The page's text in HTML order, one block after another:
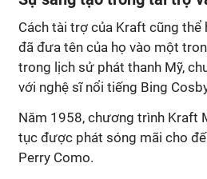
Cách tài trợ của Kraft cũng
đã đưa tên của họ vào một
trong lịch sử phát thanh Mỹ,
với nghệ sĩ nổi tiếng Bing
Năm 1958, chương trình Kraft
tục được phát sóng mãi cho
Perry Como.